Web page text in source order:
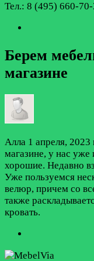
Тел.: 8 (495) 660-
Берем
магазине
Алла 1 апреля, 2023
магазине, у нас уже
хорошие. Недавно
Уже пользуемся
велюр, причем со
также
кровать.